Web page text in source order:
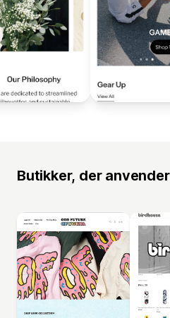
Butikker, der